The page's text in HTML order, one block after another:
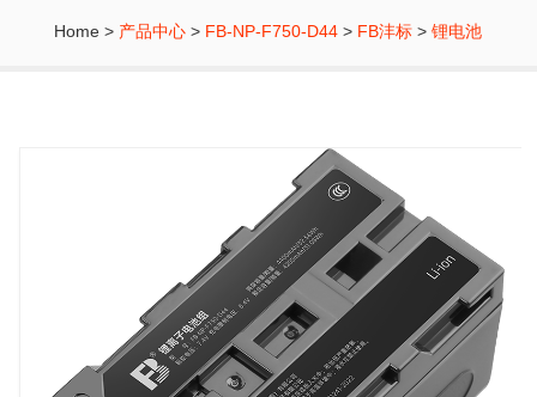
Home > 产品中心 > FB-NP-F750-D44 > FB沣标 >锂电池